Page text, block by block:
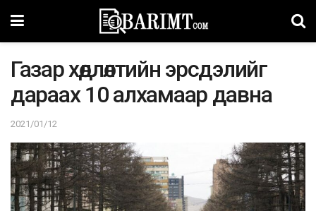
Газар хөдлөлтийн эрсдэлийг
дараах 10 алхамаар давна
2021/01/12